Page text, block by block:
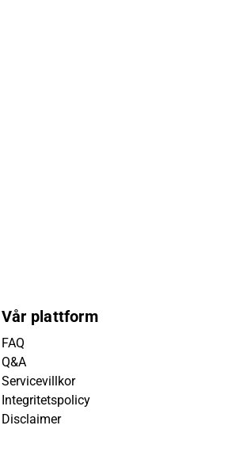
Vår plattform
FAQ
Q&A
Servicevillkor
Integritetspolicy
Disclaimer